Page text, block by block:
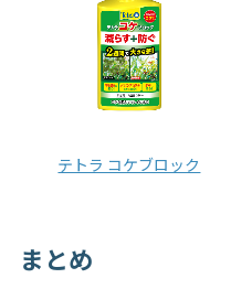
テトラ コケブロック
まとめ